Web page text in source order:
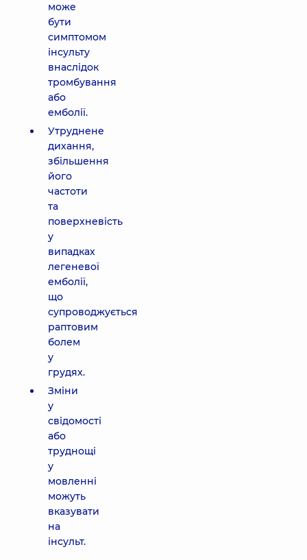
може
бути
симптомом
інсульту
внаслідок
тромбування
або
емболії.
Утруднене
дихання,
збільшення
його
частоти
та
поверхневість
у
випадках
легеневої
емболії,
що
супроводжується
раптовим
болем
у
грудях.
Зміни
у
свідомості
або
труднощі
у
мовленні
можуть
вказувати
на
інсульт.